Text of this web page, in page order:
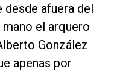
desde afuera del
mano el arquero
González
apenas por